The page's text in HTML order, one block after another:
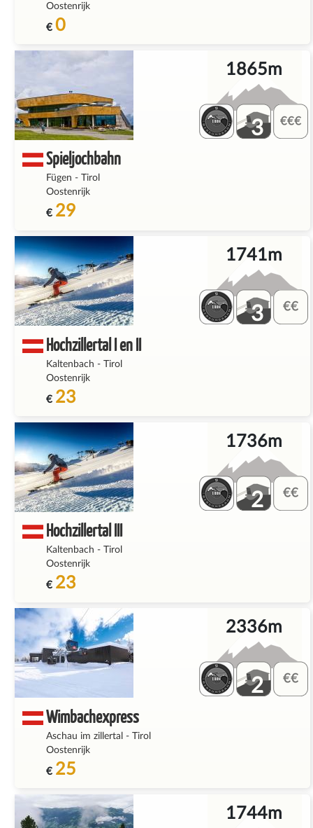
Oostenrijk
€ 0
Spieljochbahn
Fügen -
Tirol
Oostenrijk
€ 29
1865m
3
Hochzillertal I en II
Kaltenbach - Tirol
Oostenrijk
€ 23
1741m
3
Hochzillertal III
Kaltenbach -
Tirol
Oostenrijk
€ 23
1736m
2
Wimbachexpress
Aschau im zillertal - Tirol
Oostenrijk
€ 25
2336m
2
1744m